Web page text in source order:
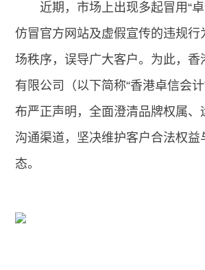
近期，市场上出现多起冒用“卓
仿冒官方网站及虚假宣传的违规行
场秩序，误导广大客户。为此，香
有限公司（以下简称“香港卓信会
布严正声明，全面澄清品牌权属、
沟通渠道，坚决维护客户合法权益
态。